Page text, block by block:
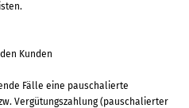
Kunden
Fälle eine pauschalierte
Vergütungszahlung (pauschalierter